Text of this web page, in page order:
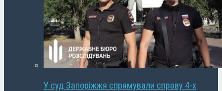
У суд Запоріжжя спрямували справу 4-х